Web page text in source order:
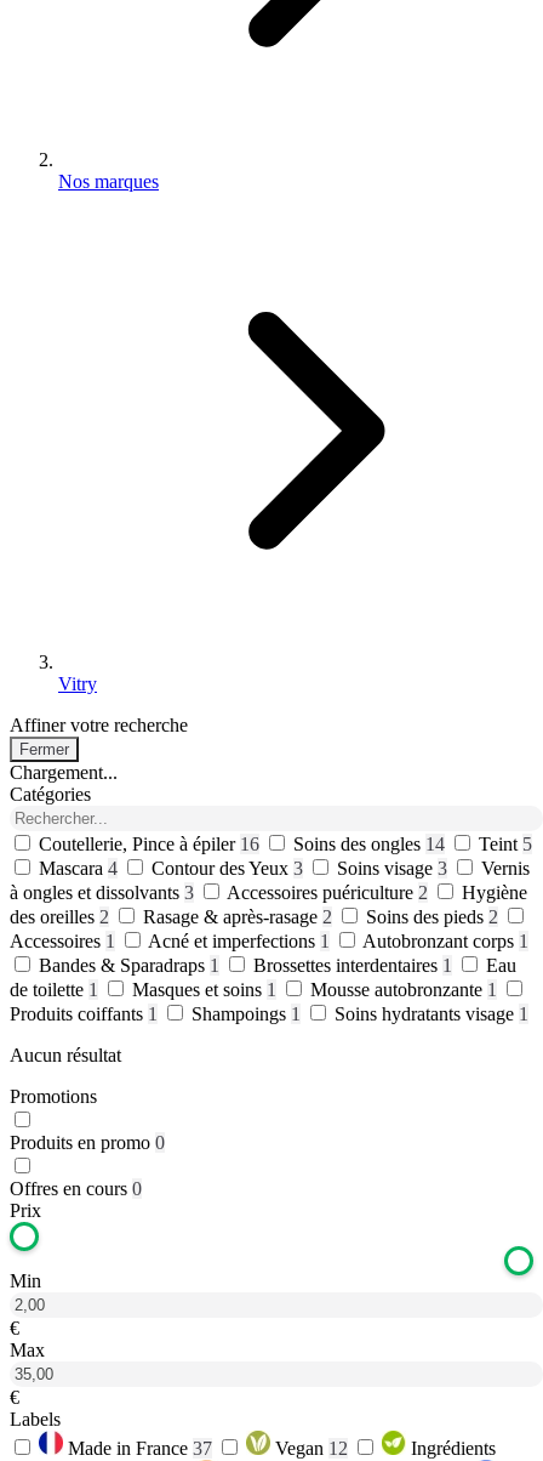
Nos marques
Vitry
Affiner votre recherche
Fermer
Chargement...
Catégories
Coutellerie, Pince à épiler 16 Soins des ongles 14 Teint 5
Mascara 4 Contour des Yeux 3 Soins visage 3
Vernis
à ongles et dissolvants 3 Accessoires puériculture 2
Hygiène
des oreilles 2 Rasage & après-rasage 2 Soins des pieds 2
Accessoires 1 Acné et imperfections 1 Autobronzant corps 1
Bandes & Sparadraps 1 Brossettes interdentaires 1
Eau
de toilette 1 Masques et soins 1 Mousse autobronzante 1
Produits coiffants 1 Shampoings 1 Soins hydratants visage 1
Aucun résultat
Promotions
Produits en promo 0
Offres en cours 0
Prix
Min
€
Max
€
Labels
Made in France 37 Vegan 12
Ingrédients